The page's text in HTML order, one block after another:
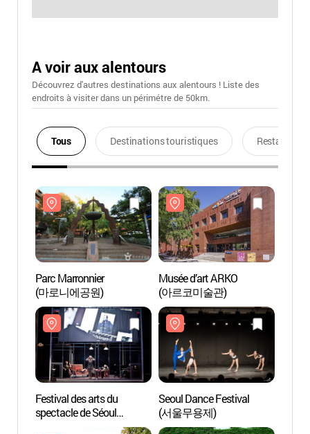
A voir aux alentours
Découvrez d'autres destinations aux alentours ! Liste des
endroits à visiter dans un périmétre de 50km.
Tous Destinations touristiques Restaurants
Parc Marronnier
(마로니에공원)
Musée d’art ARKO
(아르코미술관)
Festival des arts du
spectacle de Séoul
(서울국제공연예술제)
Seoul Dance Festival
(서울무용제)